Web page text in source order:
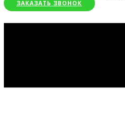
ЗАКАЗАТЬ ЗВОНОК